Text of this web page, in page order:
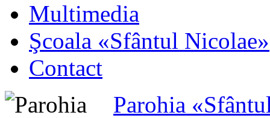
Multimedia
Şcoala «Sfântul Nicolae»
Contact
Parohia